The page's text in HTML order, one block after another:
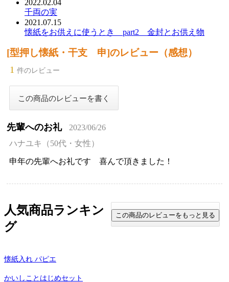
2022.02.04
千両の実
2021.07.15
懐紙をお供えに使うとき part2 金封とお供え物
[型押し懐紙・干支 申]のレビュー（感想）
1 件のレビュー
先輩へのお礼
2023/06/26
ハナユキ（50代・女性）
申年の先輩へお礼です 喜んで頂きました！
人気商品ランキン
グ
懐紙入れ パピエ
かいしことはじめセット